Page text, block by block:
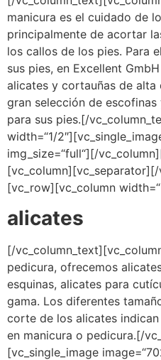
manicura es el cuidado de
principalmente de acortar
los callos de los pies. Para
sus pies, en Excellent
alicates y cortauñas de alta
gran selección de
para sus pies.[/
width=“1/
img_size=“full“][/
[vc_row][vc_column
alicates
[/
pedicura, ofrecemos
esquinas, alicates para
gama. Los diferentes
corte de los alicates
en manicura o pedicura.[/
[vc_single_image